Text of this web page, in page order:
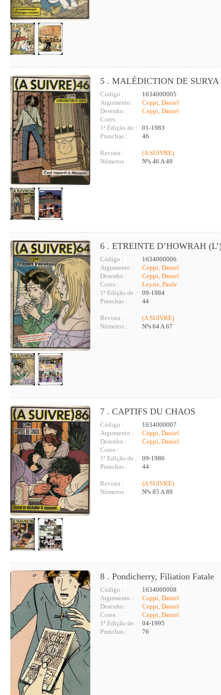
5 . MALÉDICTION DE
Código :
1634000005
Argumento :
Ceppi, Daniel
Desenho :
Ceppi, Daniel
Cores :
1ª Edição de :
01-1983
Pranchas :
46
Revista :
(A SUIVRE)
Números :
Nºs 46 A 49
6 . ETREINTE D’HOWRAH
Código :
1634000006
Argumento :
Ceppi, Daniel
Desenho :
Ceppi, Daniel
Cores :
Leyrie, Paule
1ª Edição de :
09-1984
Pranchas :
44
Revista :
(A SUIVRE)
Números :
Nºs 64 A 67
7 . CAPTIFS DU CHAOS
Código :
1634000007
Argumento :
Ceppi, Daniel
Desenho :
Ceppi, Daniel
Cores :
1ª Edição de :
09-1986
Pranchas :
44
Revista :
(A SUIVRE)
Números :
Nºs 85 A 89
8 . Pondicherry, Filiation Fatale
Código :
1634000008
Argumento :
Ceppi, Daniel
Desenho :
Ceppi, Daniel
Cores :
Ceppi, Daniel
1ª Edição de :
04-1995
Pranchas :
76